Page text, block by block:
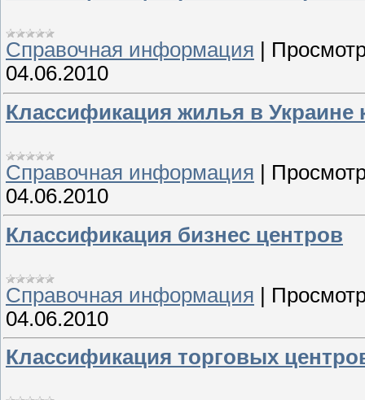
Справочная информация
04.06.2010
Классификация жилья в Украине
Справочная информация
04.06.2010
Классификация бизнес центров
Справочная информация |
04.06.2010
Классификация торговых